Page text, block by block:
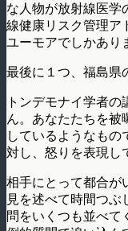
な人物が放射線医学
線健康リスク管理ア
ユーモアでしかあり
最後に１つ、福島県
トンデモナイ学者
ん。あなたたちを被
しているようなも
対し、怒りを表現し
相手にとって都合が
見を述べて時間つ
問をいくつも並べて